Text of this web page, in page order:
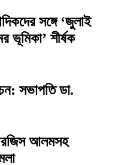
সঙ্গে ‘জুলাই
ভূমিকা’ শীর্ষক
সভাপতি ডা.
আলমসহ